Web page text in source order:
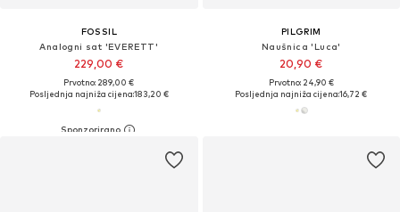
FOSSIL
Analogni sat 'EVERETT'
229,00 €
Prvotno: 289,00 €
Posljednja najniža cijena:183,20 €
PILGRIM
Naušnica 'Luca'
20,90 €
Prvotno: 24,90 €
Posljednja najniža cijena:16,72 €